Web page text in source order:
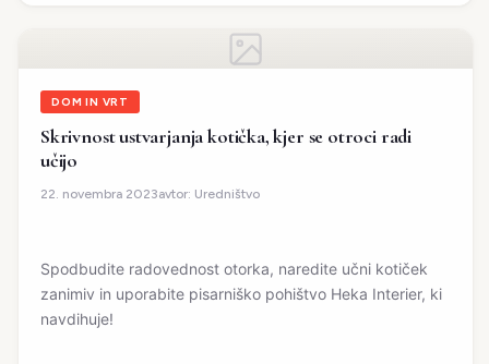
DOM IN VRT
Skrivnost ustvarjanja kotička, kjer se otroci radi
učijo
22. novembra 2023avtor: Uredništvo
Spodbudite radovednost otorka, naredite učni kotiček
zanimiv in uporabite pisarniško pohištvo Heka Interier, ki
navdihuje!